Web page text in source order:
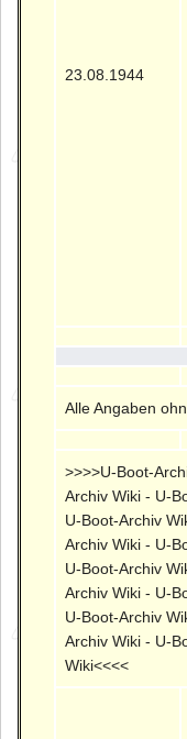
23.08.1944
Alle Angaben
>>>>U-Boot-
Archiv Wiki - U-
U-Boot-Archiv
Archiv Wiki - U-
U-Boot-Archiv
Archiv Wiki - U-
U-Boot-Archiv
Archiv Wiki - U-
Wiki<<<<